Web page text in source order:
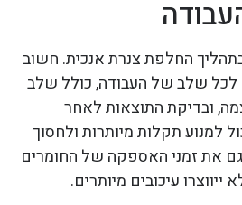
החלפת צנרת אנכית. חשוב
שלב של העבודה, כולל שלב
ובדיקת התוצאות לאחר
למנוע תקלות מיותרות ולחסוך
את זמני האספקה של החומרים
עיכובים מיותרים.